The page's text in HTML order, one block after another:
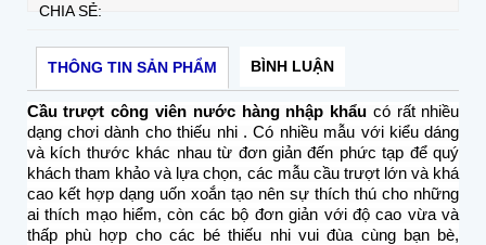
CHIA SẺ:
THÔNG TIN SẢN PHẨM BÌNH LUẬN
Cầu trượt công viên nước hàng nhập khẩu có rất nhiều
dạng chơi dành cho thiếu nhi . Có nhiều mẫu với kiểu dáng
và kích thước khác nhau từ đơn giản đến phức tạp để quý
khách tham khảo và lựa chọn, các mẫu cầu trượt lớn và khá
cao kết hợp dạng uốn xoắn tạo nên sự thích thú cho những
ai thích mạo hiểm, còn các bộ đơn giản với độ cao vừa và
thấp phù hợp cho các bé thiếu nhi vui đùa cùng bạn bè,